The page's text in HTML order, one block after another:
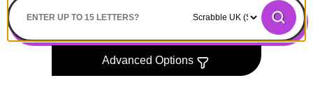
Search
Advanced Options